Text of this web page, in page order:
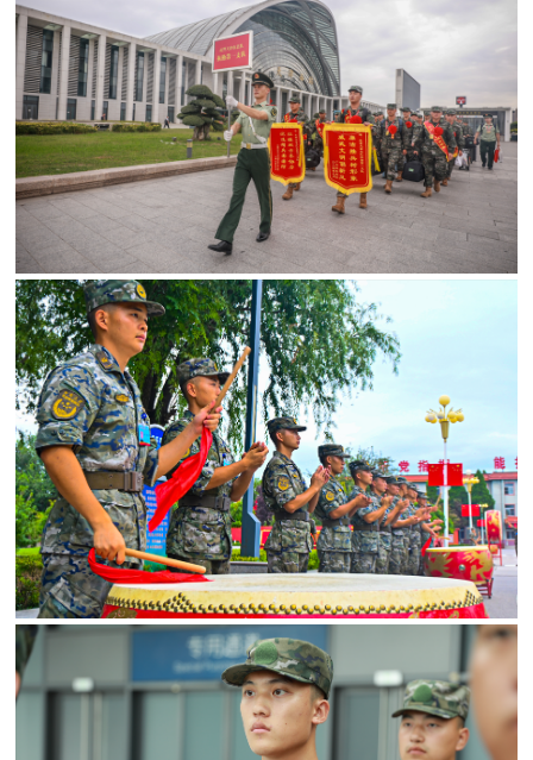
追
踪
法
规
国
法
规
国
识
国
防
知
识
全
民
国
防
全
民
国
防
子
弟
兵
子